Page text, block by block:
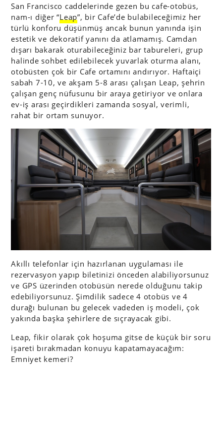
San Francisco caddelerinde gezen bu cafe-otobüs,
nam-ı diğer “Leap”, bir Cafe’de bulabileceğimiz her
türlü konforu düşünmüş ancak bunun yanında işin
estetik ve dekoratif yanını da atlamamış. Camdan
dışarı bakarak oturabileceğiniz bar tabureleri, grup
halinde sohbet edilebilecek yuvarlak oturma alanı,
otobüsten çok bir Cafe ortamını andırıyor. Haftaiçi
sabah 7-10, ve akşam 5-8 arası çalışan Leap, şehrin
çalışan genç nüfusunu bir araya getiriyor ve onlara
ev-iş arası geçirdikleri zamanda sosyal, verimli,
rahat bir ortam sunuyor.
Akıllı telefonlar için hazırlanan uygulaması ile
rezervasyon yapıp biletinizi önceden alabiliyorsunuz
ve GPS üzerinden otobüsün nerede olduğunu takip
edebiliyorsunuz. Şimdilik sadece 4 otobüs ve 4
durağı bulunan bu gelecek vadeden iş modeli, çok
yakında başka şehirlere de sıçrayacak gibi.
Leap, fikir olarak çok hoşuma gitse de küçük bir soru
işareti bırakmadan konuyu kapatamayacağım:
Emniyet kemeri?